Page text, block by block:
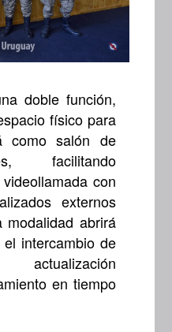
doble función,
físico para
como salón de
facilitando
con
externos
abrirá
intercambio de
en tiempo